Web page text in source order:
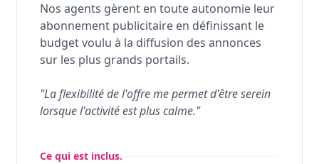
Nos agents gèrent en toute autonomie leur
abonnement publicitaire en définissant le
budget voulu à la diffusion des annonces
sur les plus grands portails.
"La flexibilité de l'offre me permet d'être serein
lorsque l'activité est plus calme."
Ce qui est inclus.